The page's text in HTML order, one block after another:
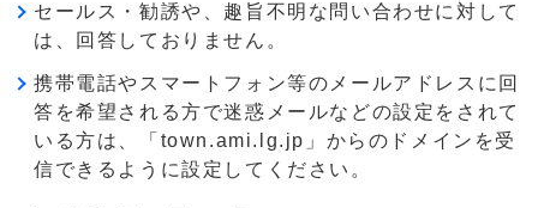
セールス・勧誘や、趣旨不明な問い合わせに対して
は、回答しておりません。
携帯電話やスマートフォン等のメールアドレスに回
答を希望される方で迷惑メールなどの設定をされて
いる方は、「town.ami.lg.jp」からのドメインを受
信できるように設定してください。